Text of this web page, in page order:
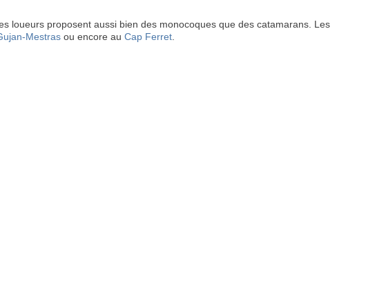
loueurs proposent aussi bien des monocoques que des catamarans. Les
Mestras ou encore au Cap Ferret.